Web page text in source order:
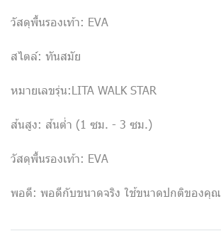
วัสดุพื้นรองเท้า: EVA
สไตล์: ทันสมัย
หมายเลขรุ่น:LITA WALK STAR
ส้นสูง: ส้นต่ำ (1 ซม. - 3 ซม.)
วัสดุพื้นรองเท้า: EVA
พอดี: พอดีกับขนาดจริง ใช้ขนาดปกติของคุณ